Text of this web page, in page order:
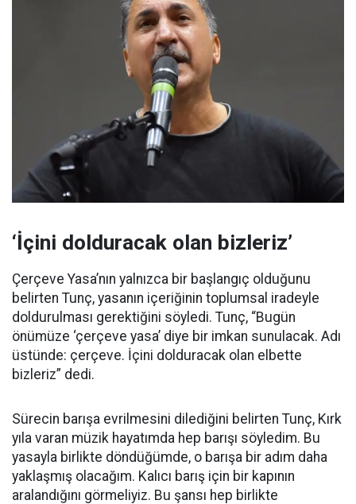
‘İçini dolduracak olan bizleriz’
Çerçeve Yasa’nın yalnızca bir başlangıç olduğunu
belirten Tunç, yasanın içeriğinin toplumsal iradeyle
doldurulması gerektiğini söyledi. Tunç, “Bugün
önümüze ‘çerçeve yasa’ diye bir imkan sunulacak. Adı
üstünde: çerçeve. İçini dolduracak olan elbette
bizleriz” dedi.
Sürecin barışa evrilmesini dilediğini belirten Tunç, Kırk
yıla varan müzik hayatımda hep barışı söyledim. Bu
yasayla birlikte döndüğümde, o barışa bir adım daha
yaklaşmış olacağım. Kalıcı barış için bir kapının
aralandığını görmeliyiz. Bu şansı hep birlikte